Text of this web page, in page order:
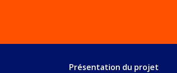
Présentation du projet